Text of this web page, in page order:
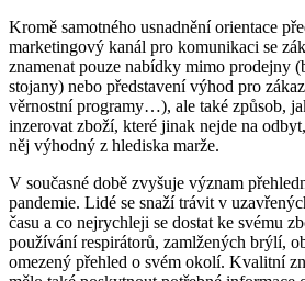
Kromě samotného usnadnění orientace
marketingový kanál pro komunikaci se
znamenat pouze nabídky mimo prodejny
stojany) nebo představení výhod pro
věrnostní programy…), ale také způsob,
inzerovat zboží, které jinak nejde na
něj výhodný z hlediska marže.
V současné době zvyšuje význam
pandemie. Lidé se snaží trávit v
času a co nejrychleji se dostat ke svému
používání respirátorů, zamlžených brýlí,
omezený přehled o svém okolí. Kvalitní